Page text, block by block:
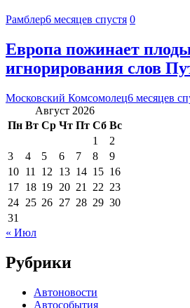
Рамблер6 месяцев спустя 0
Европа пожинает
игнорирования слов
Московский Комсомолец6 месяцев
Август 2026
Пн Вт Ср Чт Пт Сб Вс
1
2
3
4 5 6 7 8
9
10 11 12 13 14 15 16
17 18 19 20 21 22 23
24 25 26 27 28 29 30
31
« Июл
Рубрики
Автоновости
Автособытия